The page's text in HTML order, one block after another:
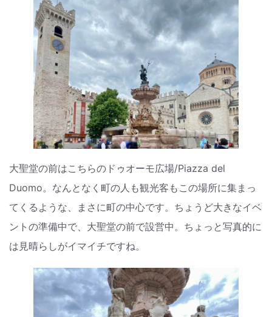
大聖堂の前はこちらのドゥオーモ広場/Piazza del
Duomo。なんとなく町の人も観光客もこの場所に集まっ
てくるような、まさに町の中心です。ちょうど大きなイベ
ントの準備中で、大聖堂の前で設営中。ちょっと写真的に
は見晴らしがイマイチですね。